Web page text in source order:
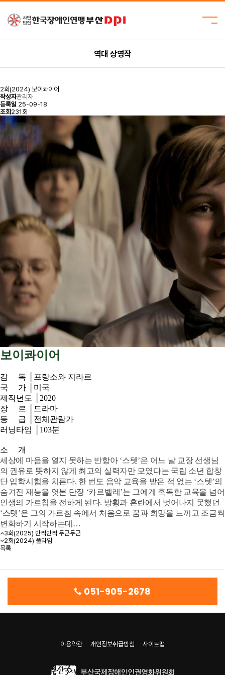
역대 상영작
2회(2024) 보이콰이어
작성자관리자
등록일 25-09-18
조회 231회
보이콰이어
감 독
│프랑소와 지라르
국 가
│미국
제작년도
│2020
장 르
│드라마
등 급
│전체관람가
러닝타임
│103분
소 개
세상에 마음을 열지 못하는 반항아 ‘스텟’은 어느 날 교장 선생님
의 권유로 뜻하지 않게 최고의 실력자만 모였다는 국립 소년 합창
단 입학시험을 치른다. 한 번도 음악 교육을 받은 적 없는 ‘스텟’의
숨겨진 재능을 엿본 단장 ‘카르벨레’는 그에게 혹독한 교육을 넘어
인생의 가르침을 전하게 된다. 방황과 혼란에서 벗어나지 못했던
‘스텟’은 그의 가르침 속에서 처음으로 꿈과 희망을 느끼고 조금씩
변화하기 시작하는데…
3회(2025) 반짝반짝 두근두근
2회(2024) 풀타임
목록
051-905-2678
이용약관 개인정보취급방침 사이트맵